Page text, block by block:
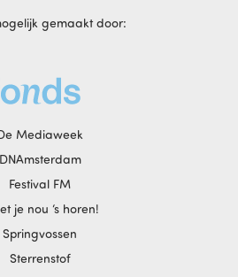
gemaakt door:
Mediaweek
DNAmsterdam
Festival FM
je nou ‘s horen!
Springvossen
Sterrenstof